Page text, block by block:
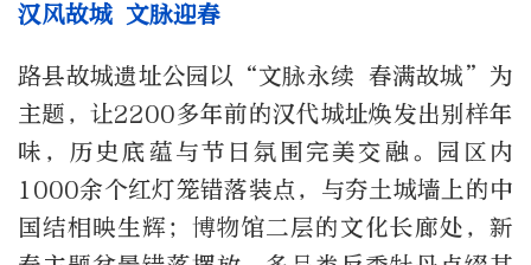
汉风故城 文脉迎春
路县故城遗址公园以“文脉永续 春满故城”为
主题，让2200多年前的汉代城址焕发出别样年
味，历史底蕴与节日氛围完美交融。园区内
1000余个红灯笼错落装点，与夯土城墙上的中
国结相映生辉；博物馆二层的文化长廊处，新